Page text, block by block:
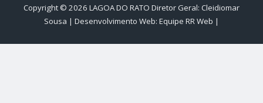
Copyright © 2026 LAGOA DO RATO Diretor Geral: Cleidiomar
Sousa | Desenvolvimento Web: Equipe RR Web |